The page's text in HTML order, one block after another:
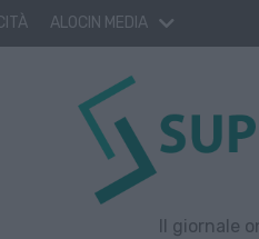
ALOCIN MEDIA
Il giornale